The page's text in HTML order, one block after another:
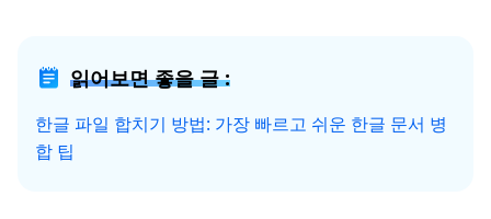
읽어보면 좋을 글 :
한글 파일 합치기 방법: 가장 빠르고 쉬운 한글 문서 병
합 팁